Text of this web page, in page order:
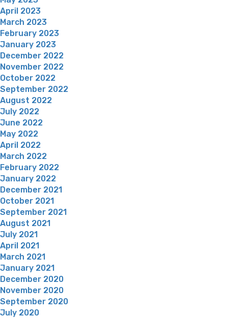
April 2023
March 2023
February 2023
January 2023
December 2022
November 2022
October 2022
September 2022
August 2022
July 2022
June 2022
May 2022
April 2022
March 2022
February 2022
January 2022
December 2021
October 2021
September 2021
August 2021
July 2021
April 2021
March 2021
January 2021
December 2020
November 2020
September 2020
July 2020